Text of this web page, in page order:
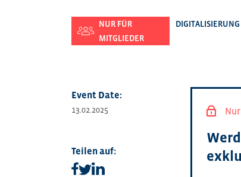
NUR FÜR
MITGLIEDER
Event Date:
13.02.2025
Teilen auf:
Teilen auf facebook
Teilen auf twitter
Teilen auf linkedin